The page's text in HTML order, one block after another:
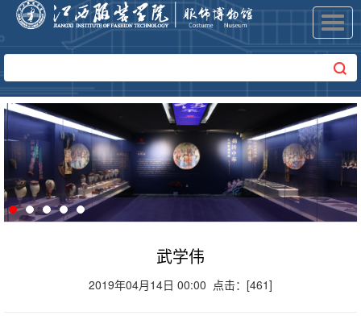
武学伟
2019年04月14日 00:00 点击：[461]